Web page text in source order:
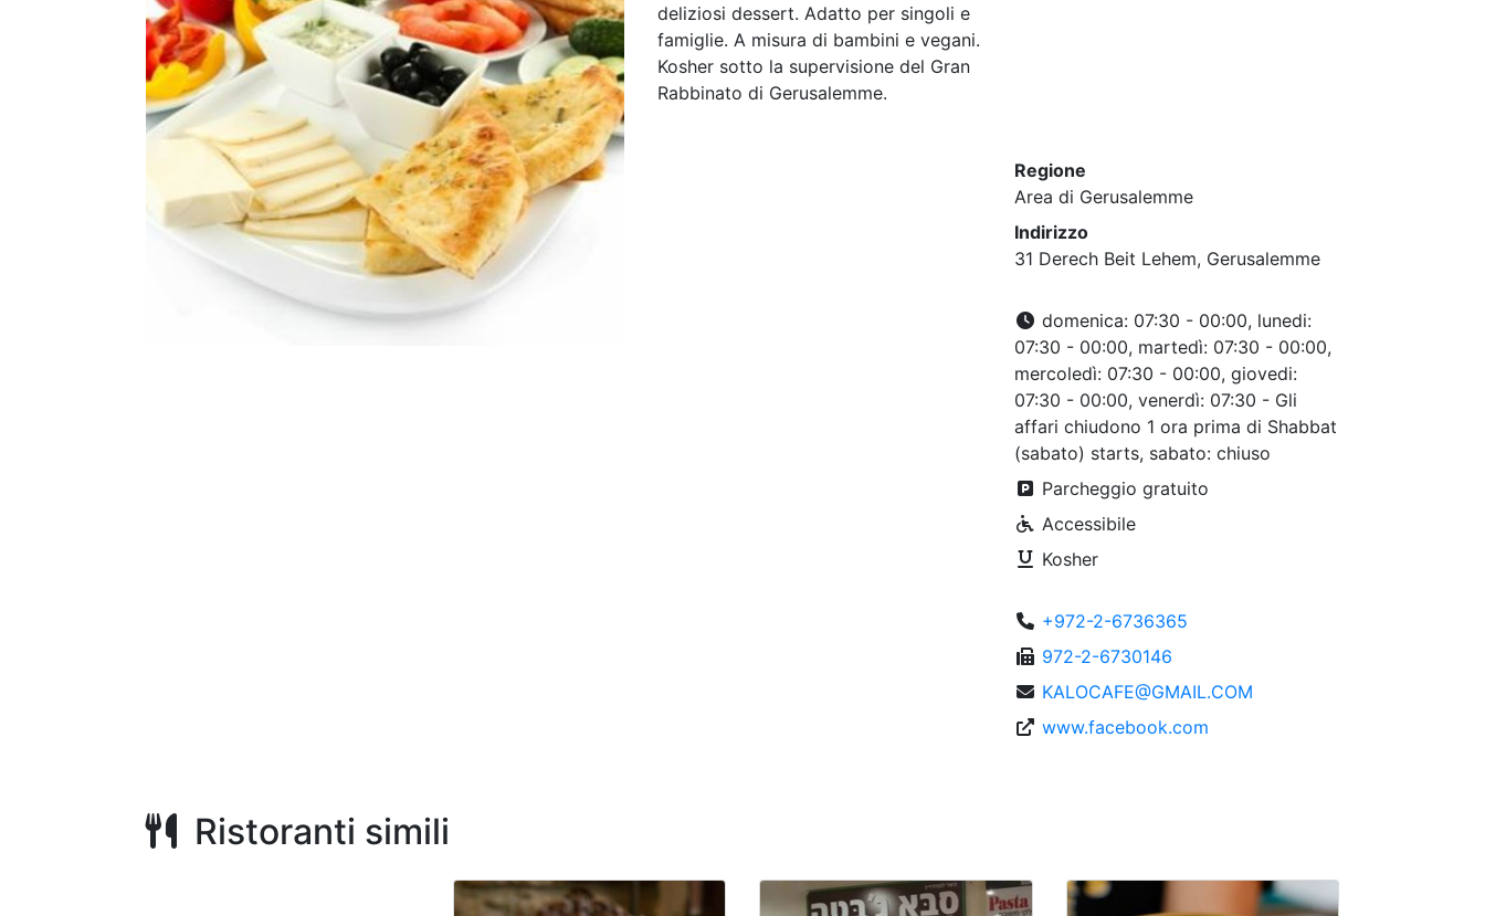
deliziosi dessert. Adatto per singoli e
famiglie. A misura di bambini e vegani.
Kosher sotto la supervisione del Gran
Rabbinato di Gerusalemme.
Regione
Area di Gerusalemme
Indirizzo
31 Derech Beit Lehem, Gerusalemme
domenica: 07:30 - 00:00, lunedi:
07:30 - 00:00, martedì: 07:30 - 00:00,
mercoledì: 07:30 - 00:00, giovedi:
07:30 - 00:00, venerdì: 07:30 - Gli
affari chiudono 1 ora prima di Shabbat
(sabato) starts, sabato: chiuso
Parcheggio gratuito
Accessibile
Kosher
+972-2-6736365
972-2-6730146
KALOCAFE@GMAIL.COM
www.facebook.com
Ristoranti simili